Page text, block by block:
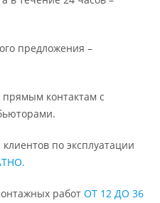
предложения –
контактам с
по эксплуатации
работ ОТ 12 ДО 36